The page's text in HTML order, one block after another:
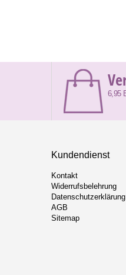
6,95
Kundendienst
Kontakt
Widerrufsbelehrung
Datenschutzerklärung
AGB
Sitemap